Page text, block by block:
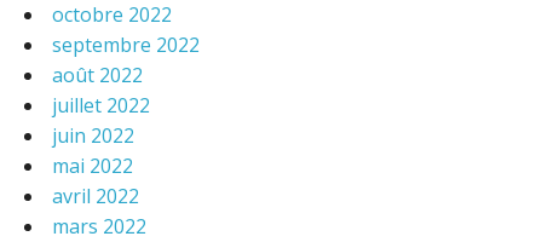
octobre 2022
septembre 2022
août 2022
juillet 2022
juin 2022
mai 2022
avril 2022
mars 2022